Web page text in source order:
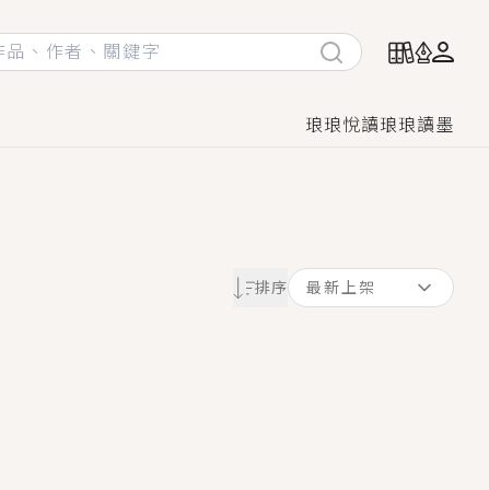
琅琅悅讀琅琅讀墨
也不回找新歡，他居然還後悔了？
漫畫！
她……
排序 最新上架